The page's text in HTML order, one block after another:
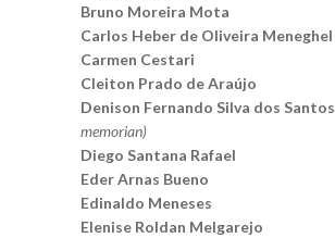
Bruno Moreira Mota
Carlos Heber de Oliveira Meneghel
Carmen Cestari
Cleiton Prado de Araújo
Denison Fernando Silva dos Santos
memorian)
Diego Santana Rafael
Eder Arnas Bueno
Edinaldo Meneses
Elenise Roldan Melgarejo